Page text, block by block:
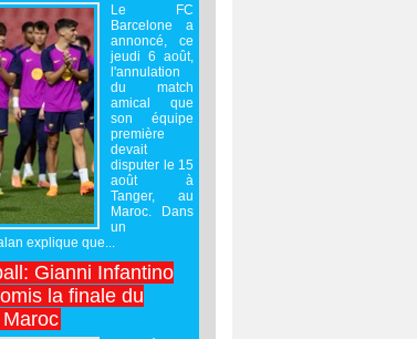
Le FC
Barcelone a
annoncé, ce
jeudi 6 août,
l'annulation
du match
amical que
son équipe
première
devait
disputer le 15
août à
Tanger, au
Maroc. Dans
un
explique que...
Gianni Infantino
la finale du